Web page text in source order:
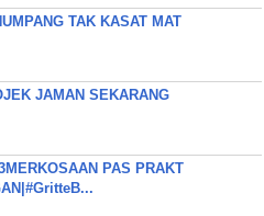
TAK KASAT MAT
JAMAN SEKARANG
PAS PRAKT